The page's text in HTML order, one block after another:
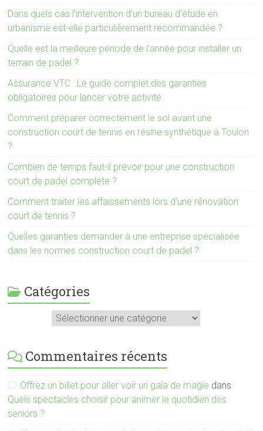
Dans quels cas l’intervention d’un bureau d’étude en
urbanisme est-elle particulièrement recommandée ?
Quelle est la meilleure période de l’année pour installer un
terrain de padel ?
Assurance VTC : Le guide complet des garanties
obligatoires pour lancer votre activité.
Comment préparer correctement le sol avant une
construction court de tennis en résine synthétique à Toulon
?
Combien de temps faut-il prévoir pour une construction
court de padel complète ?
Comment traiter les affaissements lors d’une rénovation
court de tennis ?
Quelles garanties demander à une entreprise spécialisée
dans les normes construction court de padel ?
Catégories
Commentaires récents
Offrez un billet pour aller voir un gala de magie dans
Quels spectacles choisir pour animer le quotidien des
seniors ?